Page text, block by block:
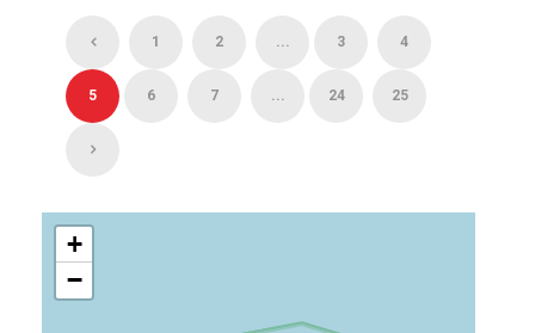
1 2 ... 3 4
5 6 7 ... 24 25
+
−